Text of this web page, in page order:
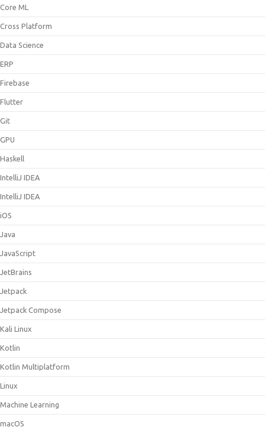
Core ML
Cross Platform
Data Science
ERP
Firebase
Flutter
Git
GPU
Haskell
IntelliJ IDEA
IntelliJ IDEA
iOS
Java
JavaScript
JetBrains
Jetpack
Jetpack Compose
Kali Linux
Kotlin
Kotlin Multiplatform
Linux
Machine Learning
macOS